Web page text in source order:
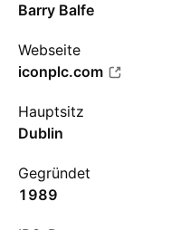
Barry Balfe
Webseite
iconplc.com
Hauptsitz
Dublin
Gegründet
1989